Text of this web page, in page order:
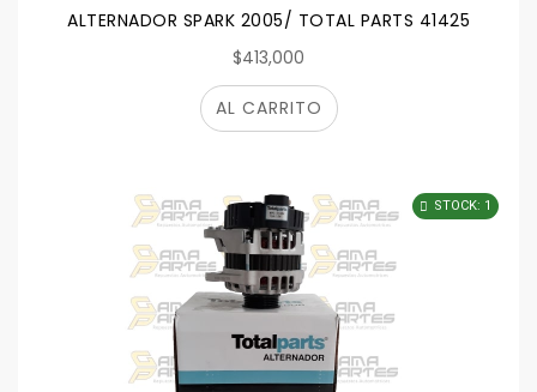
ALTERNADOR SPARK 2005/ TOTAL PARTS 41425
$413,000
AL CARRITO
STOCK: 1